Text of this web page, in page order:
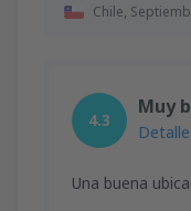
Chile,
4.3
Muy
Una buena